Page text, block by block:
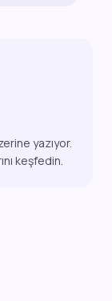
yazıyor.
keşfedin.